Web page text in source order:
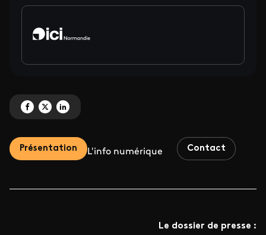
Partagez 'La proximité sur tous les écrans' sur Facebook
Partagez 'La proximité sur tous les écrans' sur X
Partagez 'La proximité sur tous les écrans' sur LinkedIn
Présentation L'info numérique Contact
Le dossier de presse :